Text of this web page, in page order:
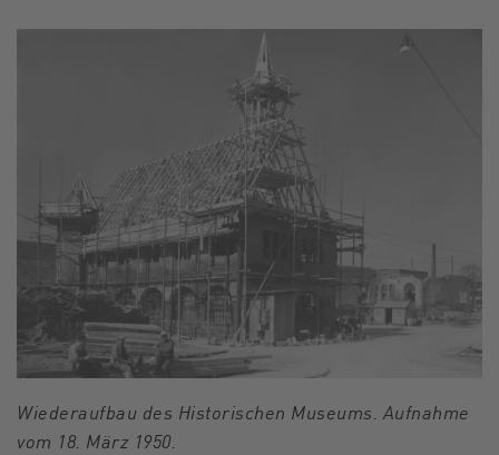
Wiederaufbau des Historischen Museums. Aufnahme
vom 18. März 1950.